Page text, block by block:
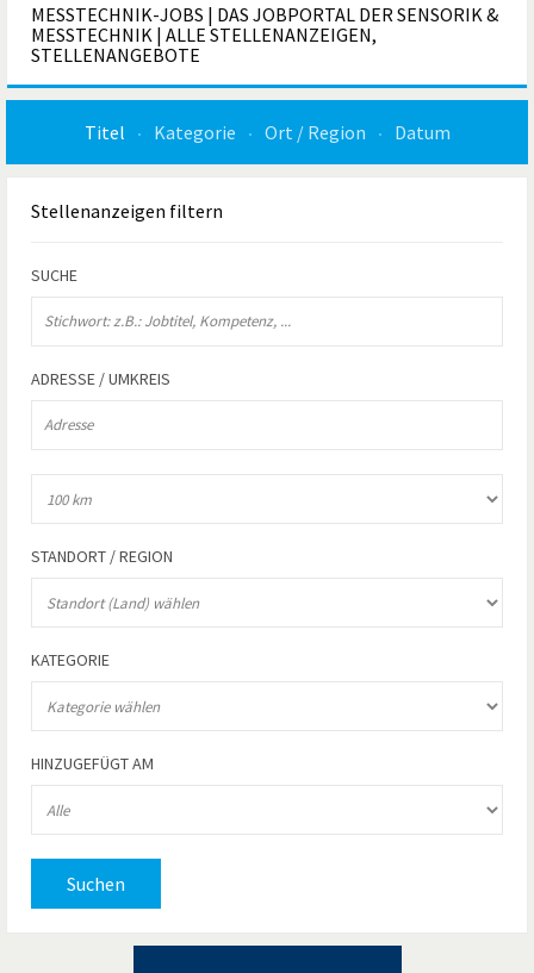
MESSTECHNIK-JOBS | DAS JOBPORTAL DER SENSORIK &
MESSTECHNIK | ALLE STELLENANZEIGEN,
STELLENANGEBOTE
Titel Kategorie Ort / Region Datum
Stellenanzeigen filtern
SUCHE
ADRESSE / UMKREIS
STANDORT / REGION
KATEGORIE
HINZUGEFÜGT AM
Suchen